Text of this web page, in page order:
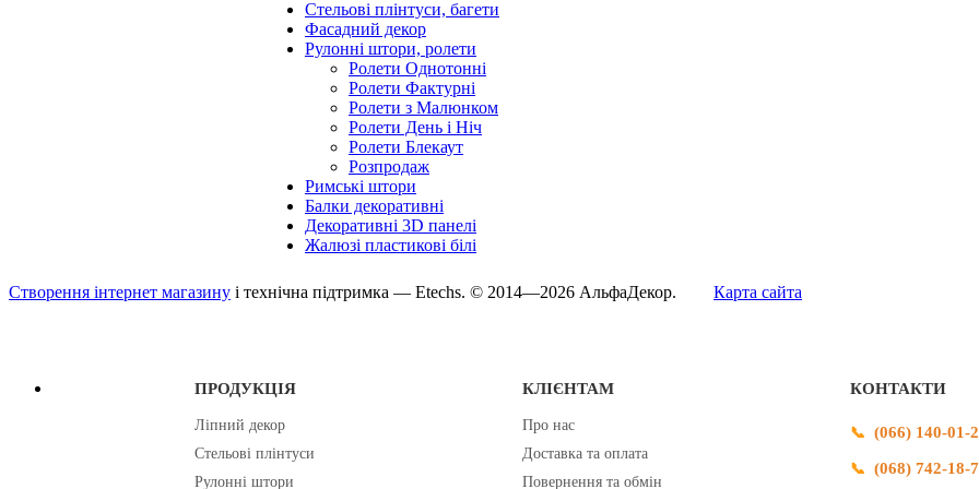
Стельові плінтуси, багети
Фасадний декор
Рулонні штори, ролети
Ролети Однотонні
Ролети Фактурні
Ролети з Малюнком
Ролети День і Ніч
Ролети Блекаут
Розпродаж
Римські штори
Балки декоративні
Декоративні 3D панелі
Жалюзі пластикові білі
Створення інтернет магазину і технічна підтримка — Etechs. © 2014—2026 АльфаДекор. Карта сайта
ПРОДУКЦІЯ
Ліпний декор
Стельові плінтуси
Рулонні штори
КЛІЄНТАМ
Про нас
Доставка та оплата
Повернення та обмін
КОНТАКТИ
(066) 140-01-
(068) 742-18-